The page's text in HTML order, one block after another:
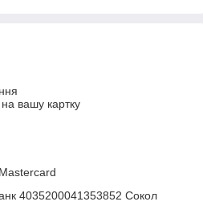
вашу картку
4035200041353852 Сокол